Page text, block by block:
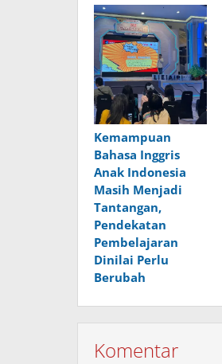
Kemampuan
Bahasa Inggris
Anak Indonesia
Masih Menjadi
Tantangan,
Pendekatan
Pembelajaran
Dinilai Perlu
Berubah
Komentar